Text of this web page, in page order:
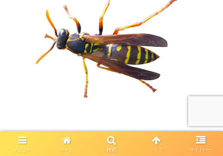
見た目
メニュー ホーム 検索 トップ サイドバー